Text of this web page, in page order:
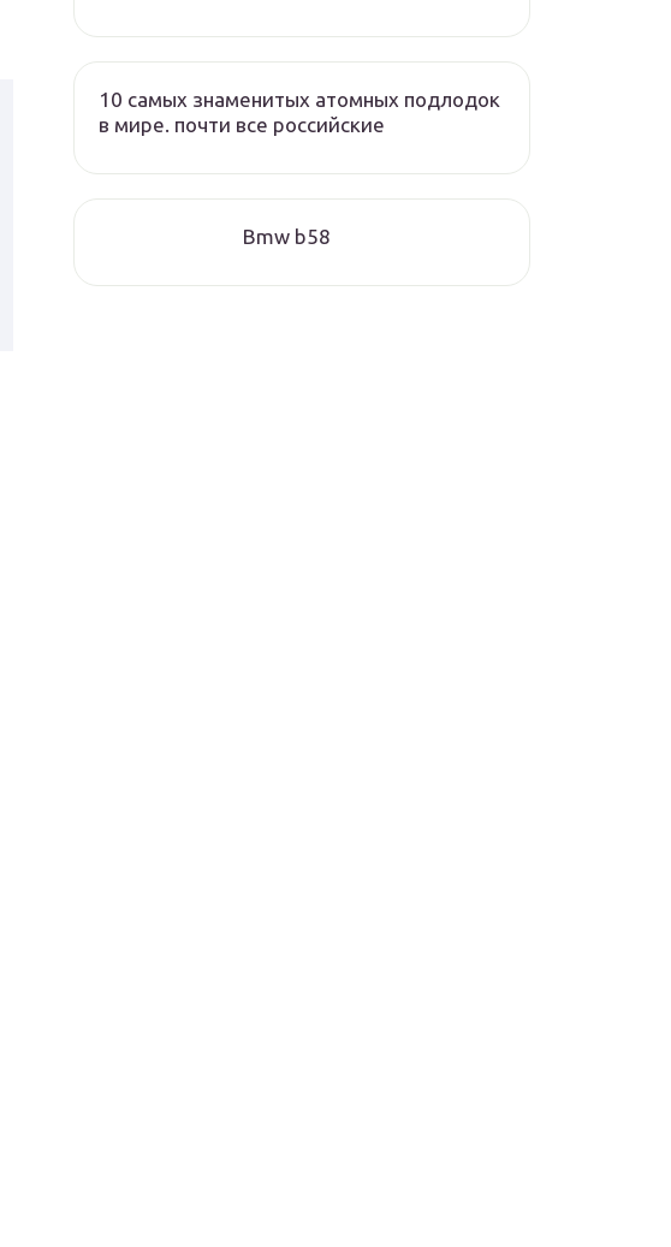
10 самых знаменитых атомных подлодок
в мире. почти все российские
Bmw b58